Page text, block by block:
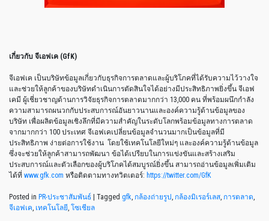
เกี่ยวกับ จีเอฟเค (GfK)
จีเอฟเค เป็นบริษัทข้อมูลเกี่ยวกับธุรกิจการตลาดและผู้บริโภคที่ได้รับความไว้วางใจ
และช่วยให้ลูกค้าของบริษัทดำเนินการตัดสินใจได้อย่างมีประสิทธิภาพยิ่งขึ้น จีเอฟ
เคมี ผู้เชี่ยวชาญด้านการวิจัยธุรกิจการตลาดมากกว่า 13,000 คน ที่พร้อมผนึกกำลัง
ความสามารถผนวกกับประสบการณ์อันยาวนานและองค์ความรู้ด้านข้อมูลของ
บริษัท เพื่อผลิตข้อมูลเชิงลึกที่มีความสำคัญในระดับโลกพร้อมข้อมูลทางการตลาด
จากมากกว่า 100 ประเทศ จีเอฟเคเปลี่ยนข้อมูลจำนวนมากเป็นข้อมูลที่มี
ประสิทธิภาพ ง่ายต่อการใช้งาน โดยใช้เทคโนโลยีใหม่ๆ และองค์ความรู้ด้านข้อมูล
ซึ่งจะช่วยให้ลูกค้าสามารถพัฒนา ข้อได้เปรียบในการแข่งขันและสร้างเสริม
ประสบการณ์และตัวเลือกของผู้บริโภคได้สมบูรณ์ยิ่งขึ้น สามารถอ่านข้อมูลเพิ่มเติม
ได้ที่ www.gfk.com หรือติดตามทางทวิตเตอร์: https://twitter.com/GfK
Posted in PR-ประชาสัมพันธ์ Tagged gfk, กล้องถ่ายรูป, กล้องมิเรอร์เลส, การตลาด,
จีเอฟเค, เทคโนโลยี, โซเชียล